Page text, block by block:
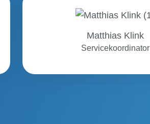
Klink
Matthias Klink
Servicekoordinator